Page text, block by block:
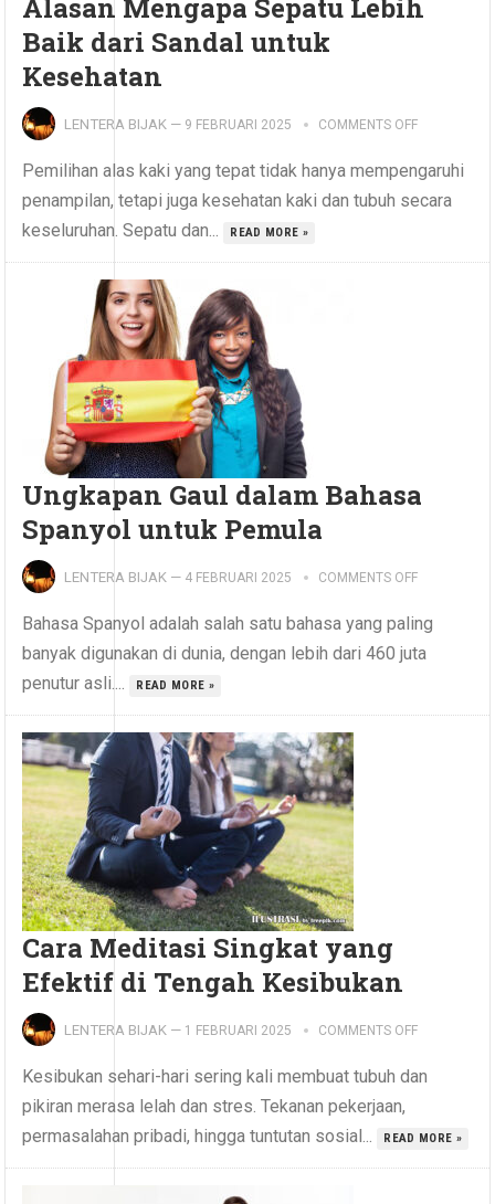
Alasan Mengapa Sepatu Lebih
Baik dari Sandal untuk
Kesehatan
LENTERA BIJAK — 9 FEBRUARI 2025 COMMENTS OFF
Pemilihan alas kaki yang tepat tidak hanya mempengaruhi
penampilan, tetapi juga kesehatan kaki dan tubuh secara
keseluruhan. Sepatu dan...
READ MORE »
Ungkapan Gaul dalam Bahasa
Spanyol untuk Pemula
LENTERA BIJAK — 4 FEBRUARI 2025 COMMENTS OFF
Bahasa Spanyol adalah salah satu bahasa yang paling
banyak digunakan di dunia, dengan lebih dari 460 juta
penutur asli....
READ MORE »
Cara Meditasi Singkat yang
Efektif di Tengah Kesibukan
LENTERA BIJAK — 1 FEBRUARI 2025 COMMENTS OFF
Kesibukan sehari-hari sering kali membuat tubuh dan
pikiran merasa lelah dan stres. Tekanan pekerjaan,
permasalahan pribadi, hingga tuntutan sosial...
READ MORE »